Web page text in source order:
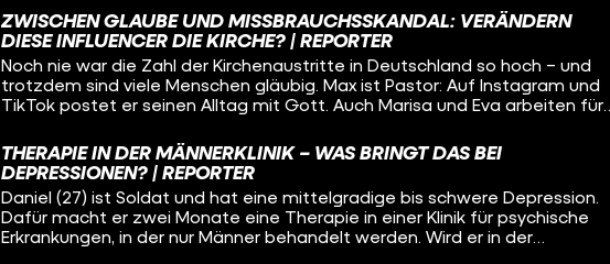
Darmbeschwerden sind unklar – deswegen hat sie seit einigen Jahren die
Diagnose „Reizdarm“.
ZWISCHEN GLAUBE UND MISSBRAUCHSSKANDAL: VERÄNDERN
DIESE INFLUENCER DIE KIRCHE? | REPORTER
Noch nie war die Zahl der Kirchenaustritte in Deutschland so hoch – und
trotzdem sind viele Menschen gläubig. Max ist Pastor: Auf Instagram und
TikTok postet er seinen Alltag mit Gott. Auch Marisa und Eva arbeiten für
Glauben. Alle drei sind Gesichter für eine Institution, die krass in der Kritik
steht. Wie fühlt sich das an und warum machen sie das trotzdem?
THERAPIE IN DER MÄNNERKLINIK – WAS BRINGT DAS BEI
DEPRESSIONEN? | REPORTER
Daniel (27) ist Soldat und hat eine mittelgradige bis schwere Depression.
Dafür macht er zwei Monate eine Therapie in einer Klinik für psychische
Erkrankungen, in der nur Männer behandelt werden. Wird er in der